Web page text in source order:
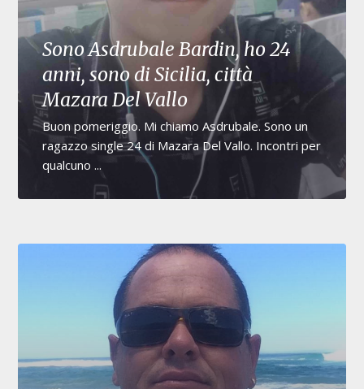
Sono Asdrubale Bardin, ho 24
anni, sono di Sicilia, città
Mazara Del Vallo
Buon pomeriggio. Mi chiamo Asdrubale. Sono un
ragazzo single 24 di Mazara Del Vallo. Incontri per
qualcuno ...